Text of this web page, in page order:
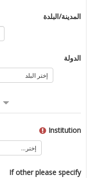
المدينة/البلدة
الدولة
Institution
If other please specify